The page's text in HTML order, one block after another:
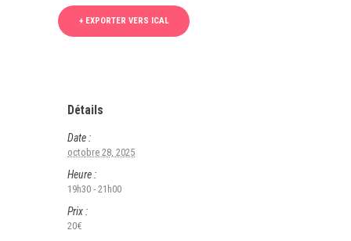
+ EXPORTER VERS ICAL
Détails
Date :
octobre 28, 2025
Heure :
19h30 - 21h00
Prix :
20€